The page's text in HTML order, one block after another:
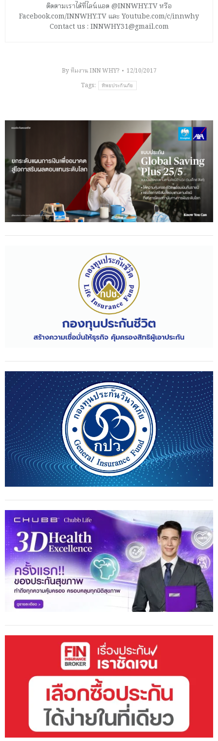
ติดตามเราได้ที่ไลน์แอด @INNWHY.TV หรือ
Facebook.com/INNWHY.TV และ Youtube.com/c/innwhy
Contact us : INNWHY31@gmail.com
Byทีมงาน INN WHY?
12/10/2017
Tags:
ทิพยประกันภัย